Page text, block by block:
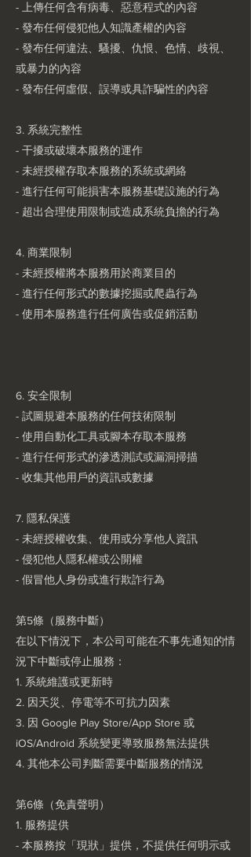
- 上傳任何含有病毒、惡意程式的內容
- 發布任何侵犯他人知識產權的內容
- 發布任何違法、騷擾、仇恨、色情、歧視、
或暴力的內容
- 發布任何虛假、誤導或具詐騙性的內容
3. 系統完整性
- 干擾或破壞本服務的運作
- 未經授權存取本服務的系統或網絡
- 進行任何可能損害本服務基礎設施的行為
- 超出合理使用限制或造成系統負擔的行為
4. 商業限制
- 未經授權將本服務用於商業目的
- 進行任何形式的數據挖掘或爬蟲行為
- 使用本服務進行任何廣告或促銷活動
6. 安全限制
- 試圖規避本服務的任何技術限制
- 使用自動化工具或腳本存取本服務
- 進行任何形式的滲透測試或漏洞掃描
- 收集其他用戶的資訊或數據
7. 隱私保護
- 未經授權收集、使用或分享他人資訊
- 侵犯他人隱私權或公開權
- 假冒他人身份或進行欺詐行為
第5條（服務中斷）
在以下情況下，本公司可能在不事先通知的情
況下中斷或停止服務：
1. 系統維護或更新時
2. 因天災、停電等不可抗力因素
3. 因 Google Play Store/App Store 或
iOS/Android 系統變更導致服務無法提供
4. 其他本公司判斷需要中斷服務的情況
第6條（免責聲明）
1. 服務提供
- 本服務按「現狀」提供，不提供任何明示或